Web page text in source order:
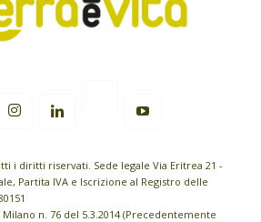
i diritti riservati. Sede legale Via Eritrea 21 -
Partita IVA e Iscrizione al Registro delle
n. 76 del 5.3.2014 (Precedentemente